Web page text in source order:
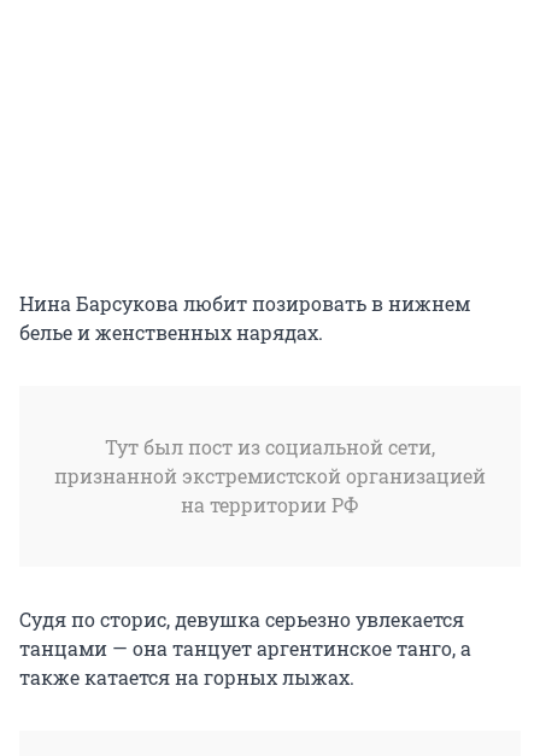
Нина Барсукова любит позировать в нижнем
белье и женственных нарядах.
Тут был пост из социальной сети,
признанной экстремистской организацией
на территории РФ
Судя по сторис, девушка серьезно увлекается
танцами — она танцует аргентинское танго, а
также катается на горных лыжах.